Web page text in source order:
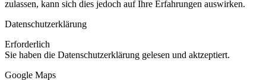
zulassen, kann sich dies jedoch auf Ihre Erfahrungen auswirken.
Datenschutzerklärung
Erforderlich
Sie haben die Datenschutzerklärung gelesen und aktzeptiert.
Google Maps